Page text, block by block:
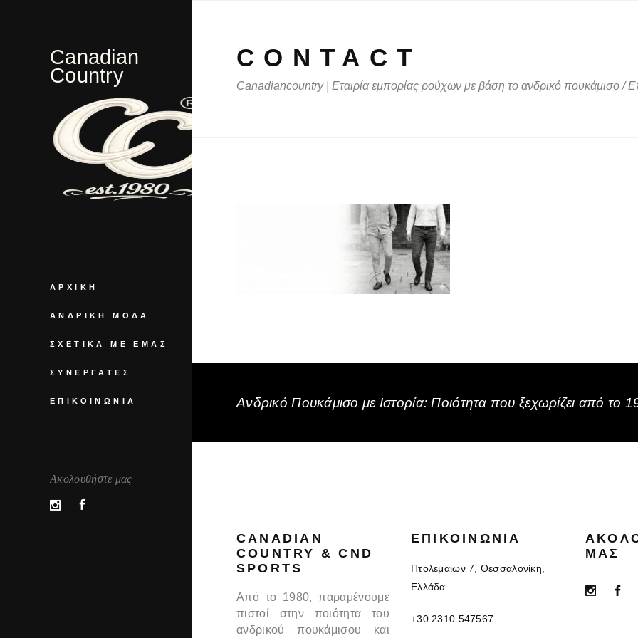
Canadian
Country
ΑΡΧΙΚΉ
ΑΝΔΡΙΚΉ ΜΌΔΑ
ΣΧΕΤΙΚΆ ΜΕ ΕΜΆΣ
ΣΥΝΕΡΓΆΤΕΣ
ΕΠΙΚΟΙΝΩΝΊΑ
Ακολουθήστε μας
CONTACT
Canadiancountry | Εταιρία εμπορίας ρούχων με βάση το ανδρικό πουκάμισο/
Ανδρικό Πουκάμισο με Ιστορία: Ποιότητα που ξεχωρίζει από το
CANADIAN
COUNTRY & CND
SPORTS
Από το 1980, παραμένουμε
πιστοί στην ποιότητα του
ανδρικού πουκάμισου και
ΕΠΙΚΟΙΝΩΝΊΑ
Πτολεμαίων 7, Θεσσαλονίκη,
Ελλάδα
+30 2310 547567
ΜΑΣ